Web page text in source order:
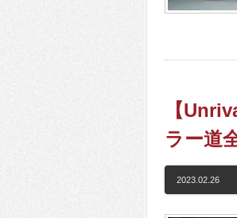
【
ラー道
2023.02.26